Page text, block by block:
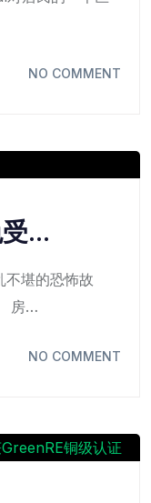
NO COMMENT
受…
不堪的恐怖故
房…
NO COMMENT